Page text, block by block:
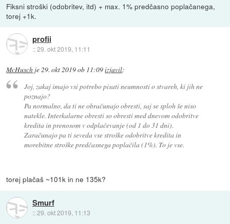
Fiksni stroški (odobritev, itd) + max. 1% predčasno poplačanega,
torej +1k.
profii
::29. okt 2019, 11:11
McHusch je29. okt 2019 ob 11:09izjavil:
Joj, zakaj imajo vsi potrebo pisati neumnosti o stvareh, ki jih ne
poznajo?
Pa normalno, da ti ne obračunajo obresti, saj se sploh še niso
natekle. Interkalarne obresti so obresti med dnevom odobritve
kredita in prenosom v odplačevanje (od 1 do 31 dni).
Zaračunajo pa ti seveda vse stroške odobritve kredita in
morebitne stroške predčasnega poplačila (1%). To je vse.
torej plačaš ~101k in ne 135k?
Smurf
::29. okt 2019, 11:13